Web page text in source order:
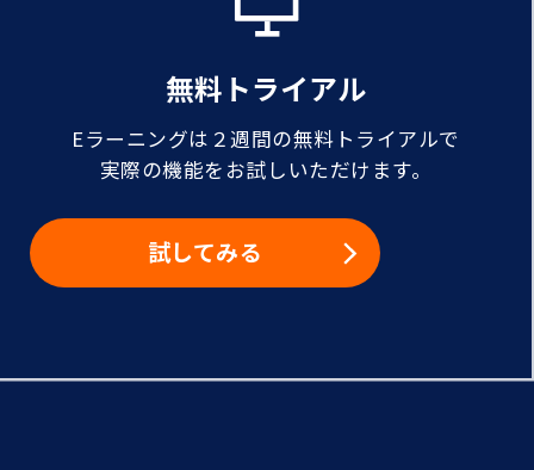
無料トライアル
Eラーニングは２週間の無料トライアルで
実際の機能をお試しいただけます。
試してみる